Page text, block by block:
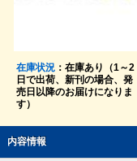
在庫状況：在庫あり（1～2
日で出荷、新刊の場合、発
売日以降のお届けになりま
す）
内容情報